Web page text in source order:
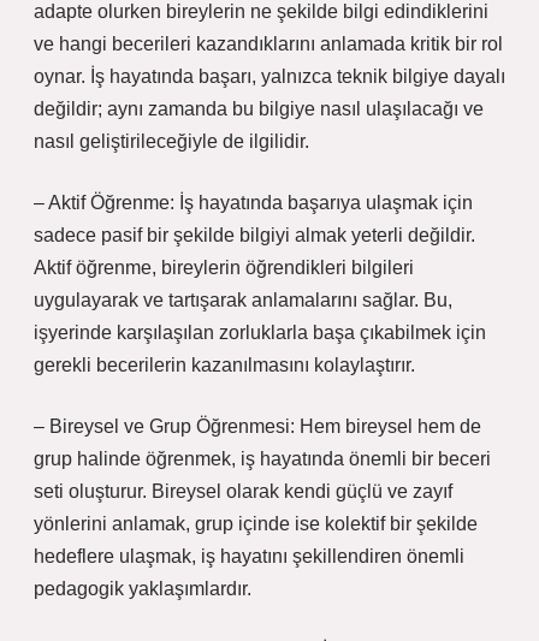
adapte olurken bireylerin ne şekilde bilgi edindiklerini
ve hangi becerileri kazandıklarını anlamada kritik bir rol
oynar. İş hayatında başarı, yalnızca teknik bilgiye dayalı
değildir; aynı zamanda bu bilgiye nasıl ulaşılacağı ve
nasıl geliştirileceğiyle de ilgilidir.
– Aktif Öğrenme: İş hayatında başarıya ulaşmak için
sadece pasif bir şekilde bilgiyi almak yeterli değildir.
Aktif öğrenme, bireylerin öğrendikleri bilgileri
uygulayarak ve tartışarak anlamalarını sağlar. Bu,
işyerinde karşılaşılan zorluklarla başa çıkabilmek için
gerekli becerilerin kazanılmasını kolaylaştırır.
– Bireysel ve Grup Öğrenmesi: Hem bireysel hem de
grup halinde öğrenmek, iş hayatında önemli bir beceri
seti oluşturur. Bireysel olarak kendi güçlü ve zayıf
yönlerini anlamak, grup içinde ise kolektif bir şekilde
hedeflere ulaşmak, iş hayatını şekillendiren önemli
pedagogik yaklaşımlardır.